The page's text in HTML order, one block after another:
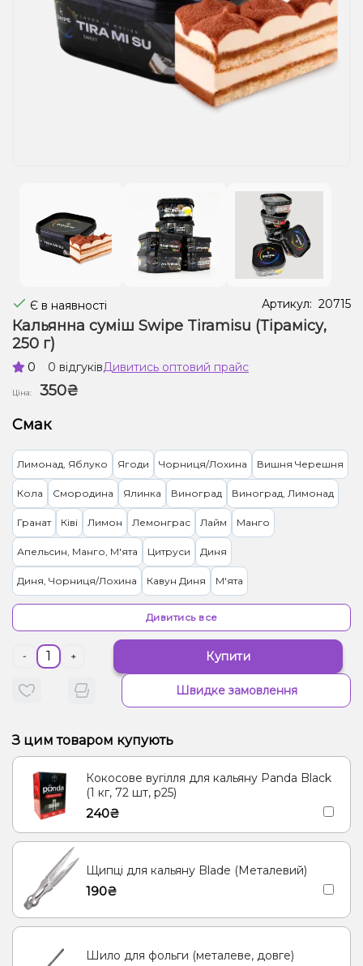
Рідини для електронних сигарет
Подарункові набори
Є в наявності Артикул: 20715
Кальянна суміш Swipe Tiramisu (Тірамісу,
250 г)
0 0 відгуківДивитись оптовий прайс
Ціна:
350₴
Смак
Лимонад, Яблуко Ягоди Чорниця/Лохина Вишня Черешня
Кола Смородина Ялинка Виноград Виноград, Лимонад
Гранат Ківі Лимон Лемонграс Лайм Манго
Апельсин, Манго, М'ята Цитруси Диня
Диня, Чорниця/Лохина Кавун Диня М'ята
Персик, Чай Ананас, Кокос, Ром Ананас, Манго
Лимонад, Грейпфрут
Кавун, Смородина Малина Жуйка (фруктова) Полуниця
Цукерки, Мультифрукт Грейпфрут, Полуниця, Малина
Банан, Вишня/Черешня Енергетик Яблуко Кокос, Молоко
Морозиво, Ягоди
Полуниця, Молоко Згущене молоко Ананас
Ялинка, Мандарин
Дивитись все
- + Купити
Швидке замовлення
З цим товаром купують
Кокосове вугілля для кальяну Panda Black
(1 кг, 72 шт, р25)
240₴
Щипці для кальяну Blade (Металевий)
190₴
Шило для фольги (металеве, довге)